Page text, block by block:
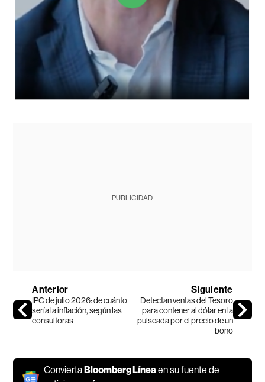
PUBLICIDAD
Anterior
IPC de julio 2026: de cuánto
sería la inflación, según las
consultoras
Siguiente
Detectan ventas del Tesoro
para contener al dólar en la
pulseada por el precio de un
bono
Convierta Bloomberg Líneaen su fuente de